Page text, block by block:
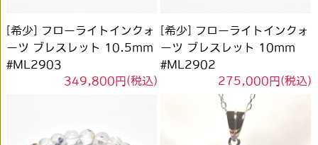
[希少] フローライトインクォ
ーツ ブレスレット 10.5mm
#ML2903
349,800円(税込)
[希少] フローライトインクォ
ーツ ブレスレット 10mm
#ML2902
275,000円(税込)